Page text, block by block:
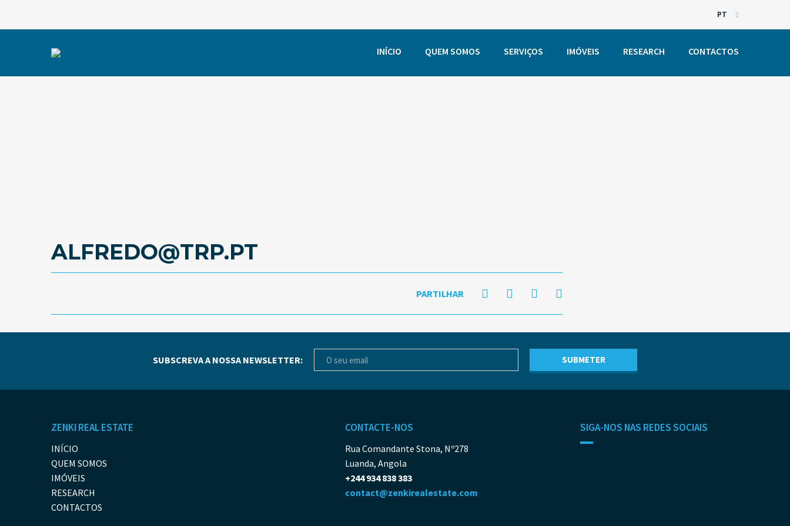
PT
PT
INÍCIO QUEM SOMOS SERVIÇOS IMÓVEIS RESEARCH CONTACTOS
ALFREDO@TRP.PT
PARTILHAR
SUBSCREVA A NOSSA NEWSLETTER:
ZENKI REAL ESTATE
INÍCIO
QUEM SOMOS
IMÓVEIS
RESEARCH
CONTACTOS
CONTACTE-NOS
Rua Comandante Stona, Nº278
Luanda, Angola
+244 934 838 383
contact@zenkirealestate.com
SIGA-NOS NAS REDES SOCIAIS